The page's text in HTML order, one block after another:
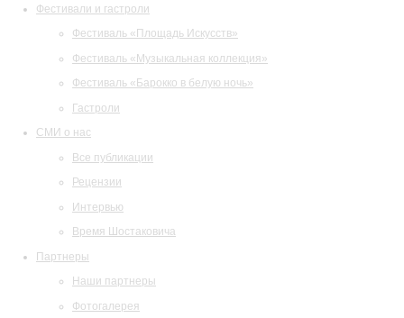
Фестивали и гастроли
Фестиваль «Площадь Искусств»
Фестиваль «Музыкальная коллекция»
Фестиваль «Барокко в белую ночь»
Гастроли
СМИ о нас
Все публикации
Рецензии
Интервью
Время Шостаковича
Партнеры
Наши партнеры
Фотогалерея